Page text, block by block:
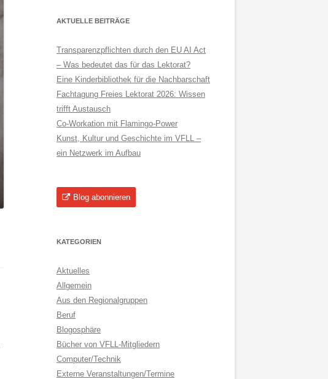
AKTUELLE BEITRÄGE
Transparenzpflichten durch den EU AI Act
– Was bedeutet das für das Lektorat?
Eine Kinderbibliothek für die Nachbarschaft
Fachtagung Freies Lektorat 2026: Wissen
trifft Austausch
Co-Workation mit Flamingo-Power
Kunst, Kultur und Geschichte im VFLL –
ein Netzwerk im Aufbau
Blog abonnieren
KATEGORIEN
Aktuelles
Allgemein
Aus den Regionalgruppen
Beruf
Blogosphäre
Bücher von VFLL-Mitgliedern
Computer/Technik
Externe Veranstaltungen/Termine